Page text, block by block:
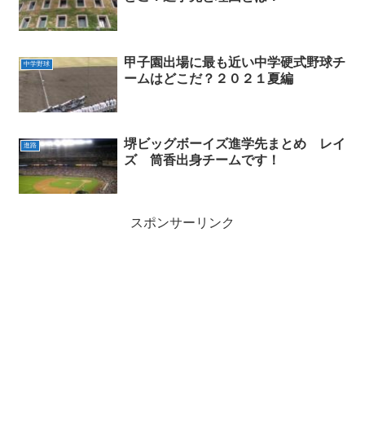
中学野球
甲子園出場に最も近い中学硬式野球チ
ームはどこだ？２０２１夏編
進路
堺ビッグボーイズ進学先まとめ レイ
ズ 筒香出身チームです！
スポンサーリンク